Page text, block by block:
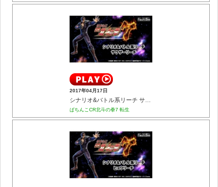
2017年04月17日
シナリオ&バトル系リーチ サウザーリーチ
ぱちんこCR北斗の拳7 転生